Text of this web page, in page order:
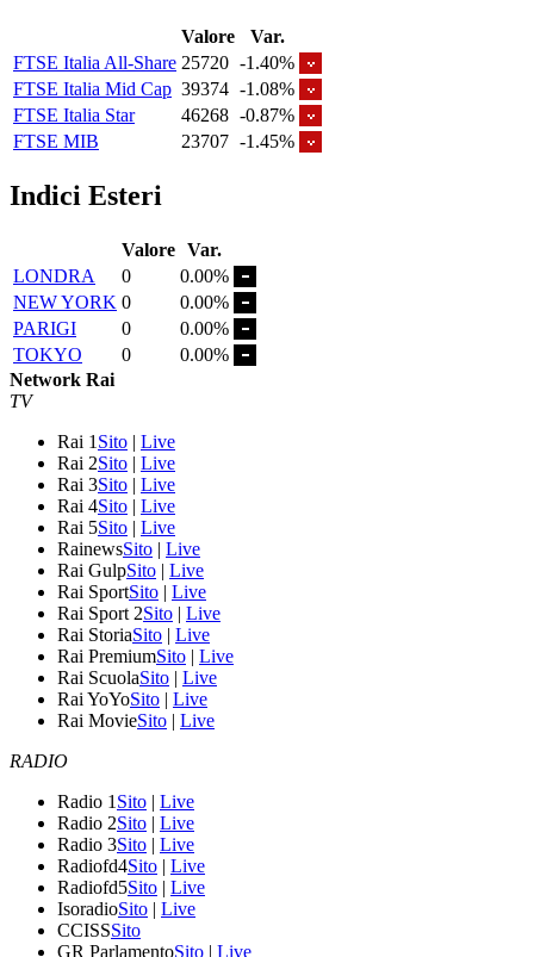
Valore
Var.
FTSE Italia All-Share 25720 -1.40%
FTSE Italia Mid Cap 39374 -1.08%
FTSE Italia Star
46268 -0.87%
FTSE MIB
23707 -1.45%
Indici Esteri
Valore Var.
LONDRA
0
0.00%
NEW YORK 0
0.00%
PARIGI
0
0.00%
TOKYO
0
0.00%
Network Rai
TV
Rai 1 Sito | Live
Rai 2Sito | Live
Rai 3Sito | Live
Rai 4Sito | Live
Rai 5Sito | Live
RainewsSito | Live
Rai GulpSito | Live
Rai SportSito | Live
Rai Sport 2Sito | Live
Rai StoriaSito | Live
Rai PremiumSito | Live
Rai ScuolaSito | Live
Rai YoYoSito | Live
Rai MovieSito | Live
RADIO
Radio 1 Sito | Live
Radio 2Sito | Live
Radio 3Sito | Live
Radiofd4Sito | Live
Radiofd5Sito | Live
IsoradioSito | Live
CCISSSito
GR ParlamentoSito | Live